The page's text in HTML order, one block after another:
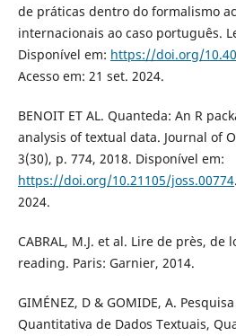
de práticas dentro do formalismo
internacionais ao caso português.
Disponível em: https://doi.org/
Acesso em: 21 set. 2024.
BENOIT ET AL. Quanteda: An R
analysis of textual data. Journal of
3(30), p. 774, 2018. Disponível em:
https://doi.org/10.21105/joss.00774
2024.
CABRAL, M.J. et al. Lire de près, de
reading. Paris: Garnier, 2014.
GIMÉNEZ, D & GOMIDE, A.
Quantitativa de Dados Textuais,